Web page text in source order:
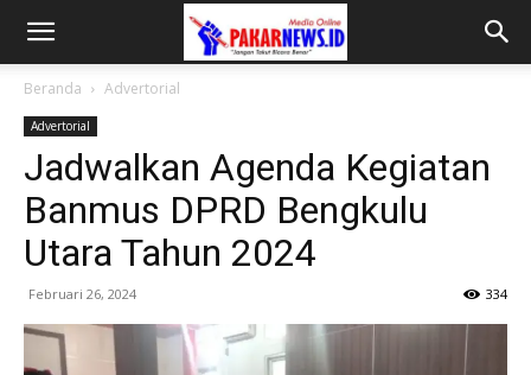
Beranda Advertorial
Advertorial
Jadwalkan Agenda Kegiatan
Banmus DPRD Bengkulu
Utara Tahun 2024
Februari 26, 2024 334